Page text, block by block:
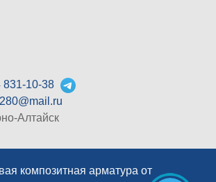
831-10-38
Алтайск
композитная арматура от